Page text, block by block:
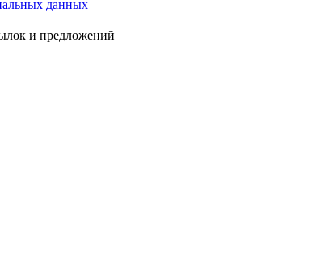
данных
и предложений